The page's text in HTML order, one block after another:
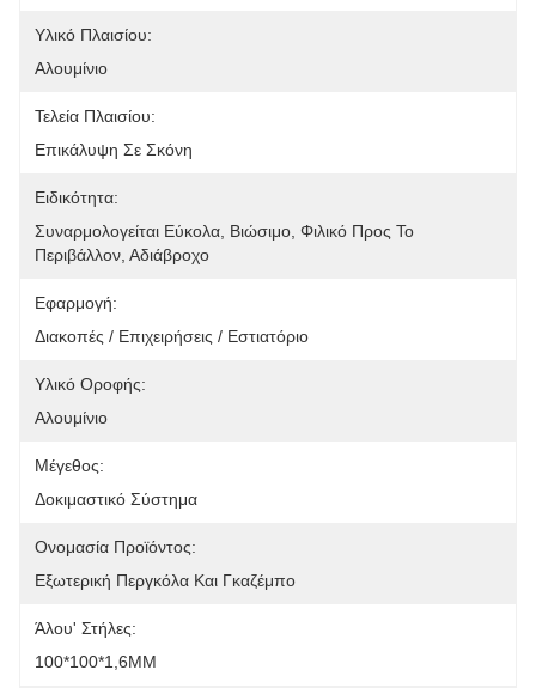
Υλικό Πλαισίου:
Αλουμίνιο
Τελεία Πλαισίου:
Επικάλυψη Σε Σκόνη
Ειδικότητα:
Συναρμολογείται Εύκολα, Βιώσιμο, Φιλικό Προς Το
Περιβάλλον, Αδιάβροχο
Εφαρμογή:
Διακοπές / Επιχειρήσεις / Εστιατόριο
Υλικό Οροφής:
Αλουμίνιο
Μέγεθος:
Δοκιμαστικό Σύστημα
Ονομασία Προϊόντος:
Εξωτερική Περγκόλα Και Γκαζέμπο
Άλου' Στήλες:
100*100*1,6MM